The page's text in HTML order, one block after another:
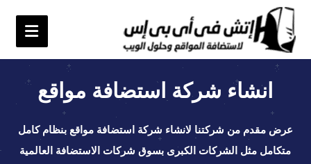
انشاء شركة استضافة مواقع
عرض مقدم من شركتنا لانشاء شركة استضافة مواقع بنظام كامل
متكامل مثل الشركات الكبرى بسوق شركات الاستضافة العالمية